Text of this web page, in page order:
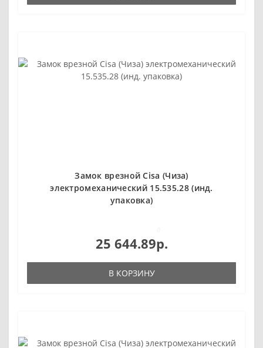
Замок врезной Cisa (Чиза)
электромеханический 15.535.28 (инд.
упаковка)
25 644.89р.
В КОРЗИНУ